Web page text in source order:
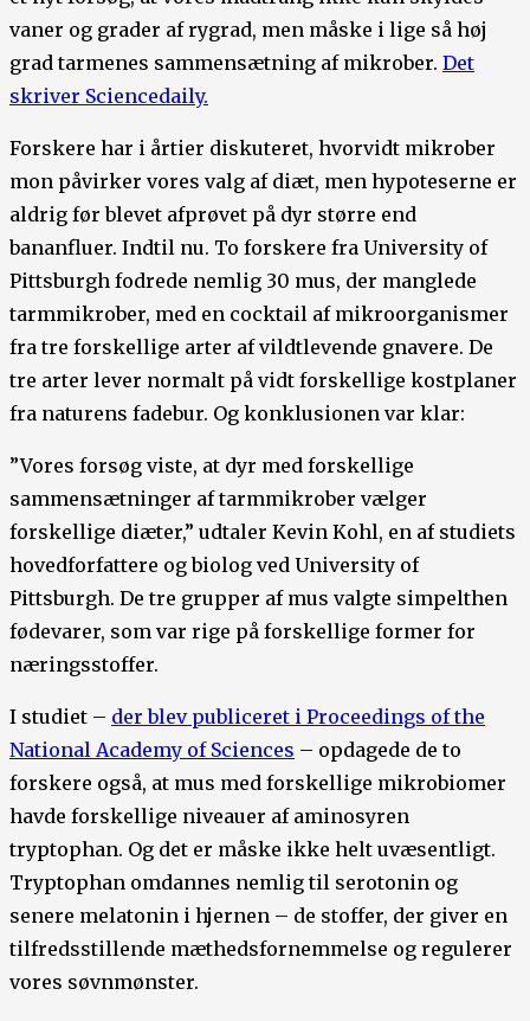
vaner og grader af rygrad, men måske i lige så høj
grad tarmenes sammensætning af mikrober. Det
skriver Sciencedaily.
Forskere har i årtier diskuteret, hvorvidt mikrober
mon påvirker vores valg af diæt, men hypoteserne er
aldrig før blevet afprøvet på dyr større end
bananfluer. Indtil nu. To forskere fra University of
Pittsburgh fodrede nemlig 30 mus, der manglede
tarmmikrober, med en cocktail af mikroorganismer
fra tre forskellige arter af vildtlevende gnavere. De
tre arter lever normalt på vidt forskellige kostplaner
fra naturens fadebur. Og konklusionen var klar:
”Vores forsøg viste, at dyr med forskellige
sammensætninger af tarmmikrober vælger
forskellige diæter,” udtaler Kevin Kohl, en af studiets
hovedforfattere og biolog ved University of
Pittsburgh. De tre grupper af mus valgte simpelthen
fødevarer, som var rige på forskellige former for
næringsstoffer.
I studiet – der blev publiceret i Proceedings of the
National Academy of Sciences – opdagede de to
forskere også, at mus med forskellige mikrobiomer
havde forskellige niveauer af aminosyren
tryptophan. Og det er måske ikke helt uvæsentligt.
Tryptophan omdannes nemlig til serotonin og
senere melatonin i hjernen – de stoffer, der giver en
tilfredsstillende mæthedsfornemmelse og regulerer
vores søvnmønster.